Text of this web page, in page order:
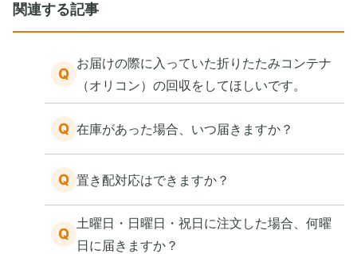
関連する記事
Q
お届けの際に入っていた折りたたみコンテナ
（オリコン）の回収をしてほしいです。
Q 在庫があった場合、いつ届きますか？
Q 置き配対応はできますか？
Q
土曜日・日曜日・祝日に注文した場合、何曜
日に届きますか？